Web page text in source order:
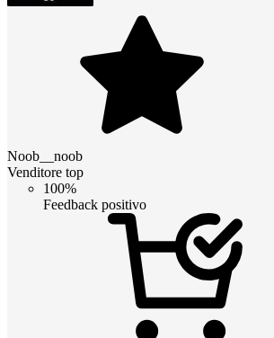
Noob__noob
Venditore top
100%
Feedback positivo